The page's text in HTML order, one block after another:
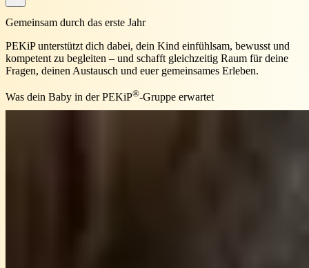
Gemeinsam durch das erste Jahr
PEKiP unterstützt dich dabei, dein Kind einfühlsam, bewusst und
kompetent zu begleiten – und schafft gleichzeitig Raum für deine
Fragen, deinen Austausch und euer gemeinsames Erleben.
Was dein Baby in der PEKiP®-Gruppe erwartet